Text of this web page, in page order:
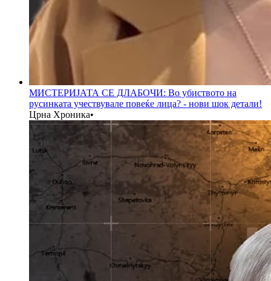
МИСТЕРИЈАТА СЕ ДЛАБОЧИ: Во убиството на
русинката учествувале повеќе лица? - нови шок детали!
Црна Хроника•